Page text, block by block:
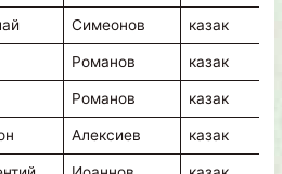
Симеонов казак
Романов казак
Романов казак
Алексиев казак